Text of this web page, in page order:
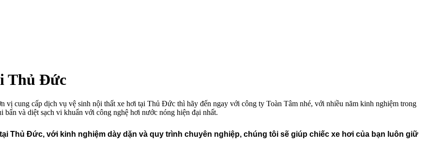
Thủ Đức
vị cung cấp dịch vụ vệ sinh nội thất xe hơi tại Thủ Đức thì hãy đến ngay với công ty Toàn Tâm nhé, với nhiều năm kinh nghiệm trong
và diệt sạch vi khuẩn với công nghệ hơi nước nóng hiện đại nhất.
Thủ Đức, với kinh nghiệm dày dặn và quy trình chuyên nghiệp, chúng tôi sẽ giúp chiếc xe hơi của bạn luôn giữ